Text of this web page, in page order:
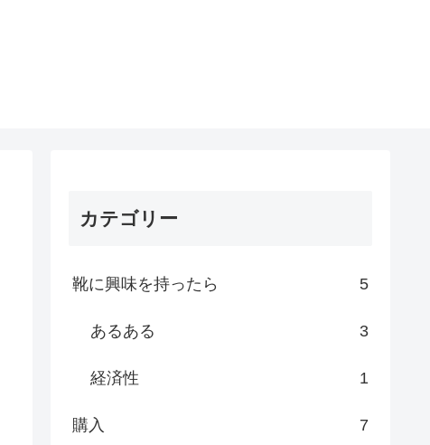
カテゴリー
靴に興味を持ったら 5
あるある 3
経済性 1
購入 7